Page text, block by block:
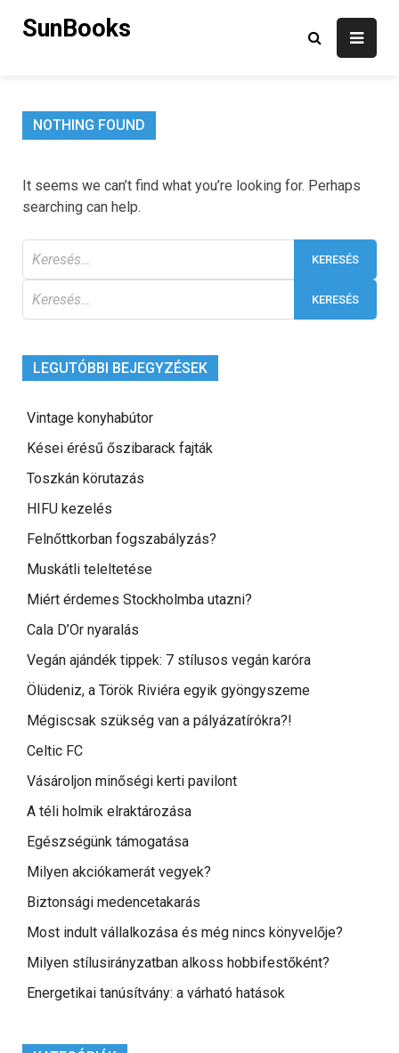
SunBooks
NOTHING FOUND
It seems we can’t find what you’re looking for. Perhaps
searching can help.
LEGUTÓBBI BEJEGYZÉSEK
Vintage konyhabútor
Kései érésű őszibarack fajták
Toszkán körutazás
HIFU kezelés
Felnőttkorban fogszabályzás?
Muskátli teleltetése
Miért érdemes Stockholmba utazni?
Cala D’Or nyaralás
Vegán ajándék tippek: 7 stílusos vegán karóra
Ölüdeniz, a Török Riviéra egyik gyöngyszeme
Mégiscsak szükség van a pályázatírókra?!
Celtic FC
Vásároljon minőségi kerti pavilont
A téli holmik elraktározása
Egészségünk támogatása
Milyen akciókamerát vegyek?
Biztonsági medencetakarás
Most indult vállalkozása és még nincs könyvelője?
Milyen stílusirányzatban alkoss hobbifestőként?
Energetikai tanúsítvány: a várható hatások